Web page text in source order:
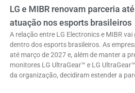
LG e MIBR renovam parceria
atuação nos esports brasileiros
A relação entre LG Electronics e MIBR
dentro dos esports brasileiros. As
até março de 2027 e, além de manter a
monitores LG UltraGear™ e LG
da organização, decidiram estender a